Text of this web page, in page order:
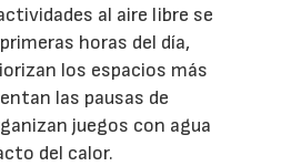
al aire libre se
horas del día,
los espacios más
las pausas de
juegos con agua
del calor.